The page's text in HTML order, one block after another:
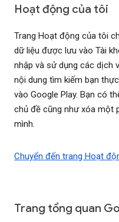
Hoạt động của tôi
Trang Hoạt động của tôi
dữ liệu được lưu vào Tài
nhập và sử dụng các dịch
nội dung tìm kiếm bạn
vào Google Play. Bạn có
chủ đề cũng như xóa một
mình.
Chuyển đến trang Hoạt
Trang tổng quan